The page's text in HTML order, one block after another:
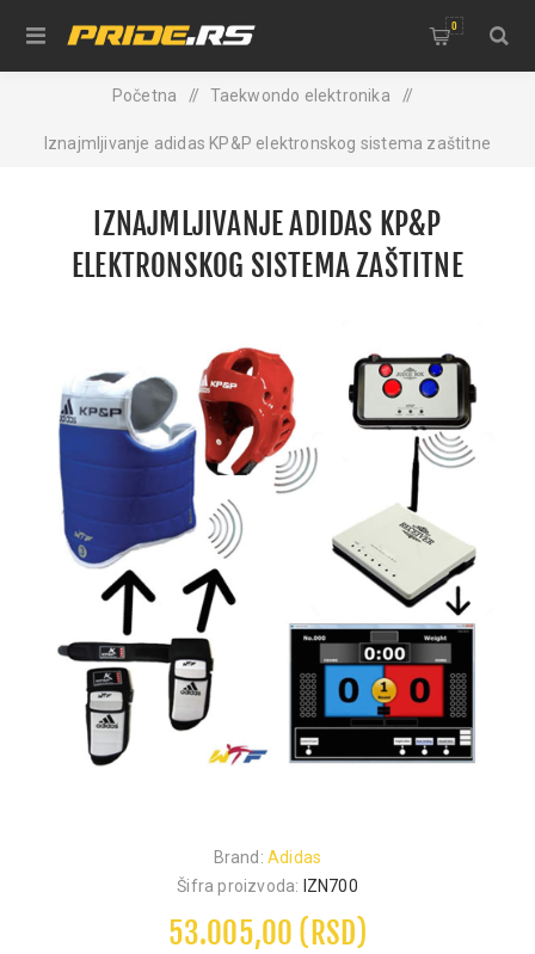
0
Početna / Taekwondo elektronika /
Iznajmljivanje adidas KP&P elektronskog sistema zaštitne
IZNAJMLJIVANJE ADIDAS KP&P
ELEKTRONSKOG SISTEMA ZAŠTITNE
TAKMIČENJIMA
Brand: Adidas
Šifra proizvoda: IZN700
53.005,00 (RSD)